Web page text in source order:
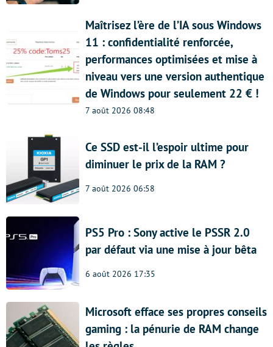
Maîtrisez l’ère de l’IA sous Windows
11 : confidentialité renforcée,
performances optimisées et mise à
niveau vers une version authentique
de Windows pour seulement 22 € !
7 août 2026 08:48
Ce SSD est-il l’espoir ultime pour
diminuer le prix de la RAM ?
7 août 2026 06:58
PS5 Pro : Sony active le PSSR 2.0
par défaut via une mise à jour bêta
6 août 2026 17:35
Microsoft efface ses propres conseils
gaming : la pénurie de RAM change